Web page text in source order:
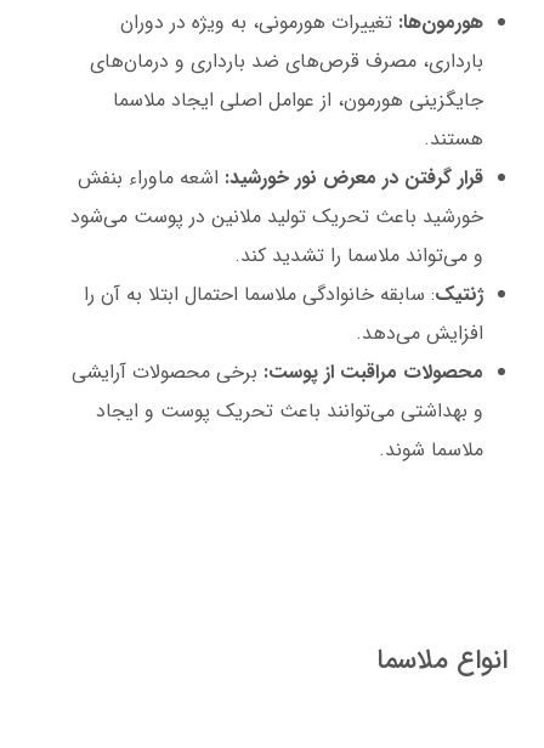
هورمون‌ها: تغییرات هورمونی، به ویژه در دوران
بارداری، مصرف قرص‌های ضد بارداری و درمان‌های
جایگزینی هورمون، از عوامل اصلی ایجاد ملاسما
هستند.
قرار گرفتن در معرض نور خورشید: اشعه ماوراء بنفش
خورشید باعث تحریک تولید ملانین در پوست می‌شود
و می‌تواند ملاسما را تشدید کند.
ژنتیک: سابقه خانوادگی ملاسما احتمال ابتلا به آن را
افزایش می‌دهد.
محصولات مراقبت از پوست: برخی محصولات آرایشی
و بهداشتی می‌توانند باعث تحریک پوست و ایجاد
ملاسما شوند.
انواع ملاسما